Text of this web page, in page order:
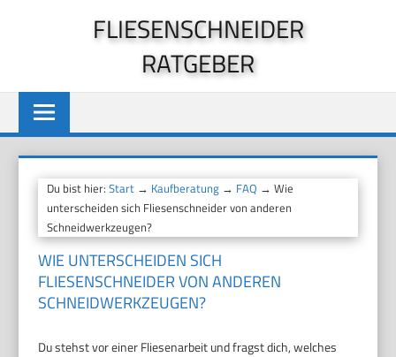
FLIESENSCHNEIDER
RATGEBER
Du bist hier:Start → Kaufberatung → FAQ → Wie
unterscheiden sich Fliesenschneider von anderen
Schneidwerkzeugen?
WIE UNTERSCHEIDEN SICH
FLIESENSCHNEIDER VON ANDEREN
SCHNEIDWERKZEUGEN?
Du stehst vor einer Fliesenarbeit und fragst dich, welches